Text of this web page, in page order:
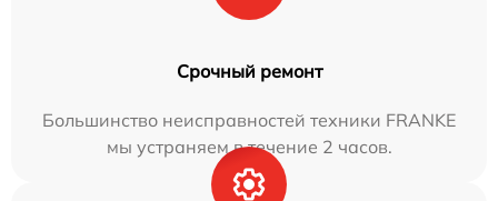
Срочный ремонт
Большинство неисправностей техники FRANKE
мы устраняем в течение 2 часов.